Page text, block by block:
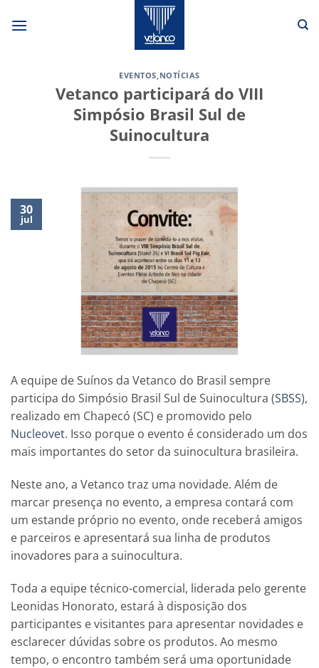
EVENTOS,NOTÍCIAS
Vetanco participará do VIII
Simpósio Brasil Sul de
Suinocultura
30
jul
A equipe de Suínos da Vetanco do Brasil sempre
participa do Simpósio Brasil Sul de Suinocultura (SBSS),
realizado em Chapecó (SC) e promovido pelo
Nucleovet. Isso porque o evento é considerado um dos
mais importantes do setor da suinocultura brasileira.
Neste ano, a Vetanco traz uma novidade. Além de
marcar presença no evento, a empresa contará com
um estande próprio no evento, onde receberá amigos
e parceiros e apresentará sua linha de produtos
inovadores para a suinocultura.
Toda a equipe técnico-comercial, liderada pelo gerente
Leonidas Honorato, estará à disposição dos
participantes e visitantes para apresentar novidades e
esclarecer dúvidas sobre os produtos. Ao mesmo
tempo, o encontro também será uma oportunidade